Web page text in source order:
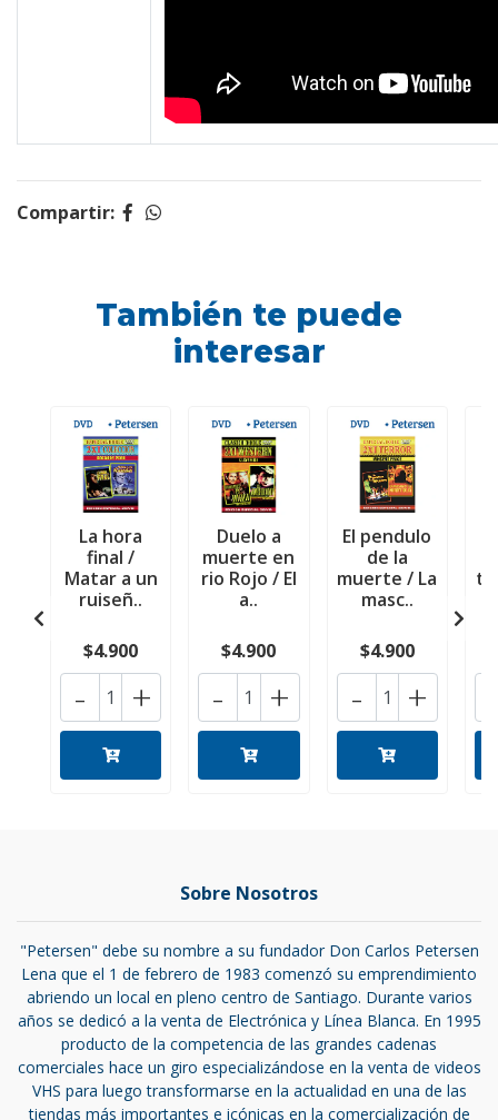
Compartir:
También te puede
interesar
La hora
final /
Matar a un
ruiseñ..
$4.900
+
-
Duelo a
muerte en
rio Rojo / El
a..
$4.900
+
-
El pendulo
de la
muerte / La
masc..
$4.900
+
-
Sobre Nosotros
"Petersen" debe su nombre a su fundador Don Carlos Petersen
Lena que el 1 de febrero de 1983 comenzó su emprendimiento
abriendo un local en pleno centro de Santiago. Durante varios
años se dedicó a la venta de Electrónica y Línea Blanca. En 1995
producto de la competencia de las grandes cadenas
comerciales hace un giro especializándose en la venta de videos
VHS para luego transformarse en la actualidad en una de las
tiendas más importantes e icónicas en la comercialización de